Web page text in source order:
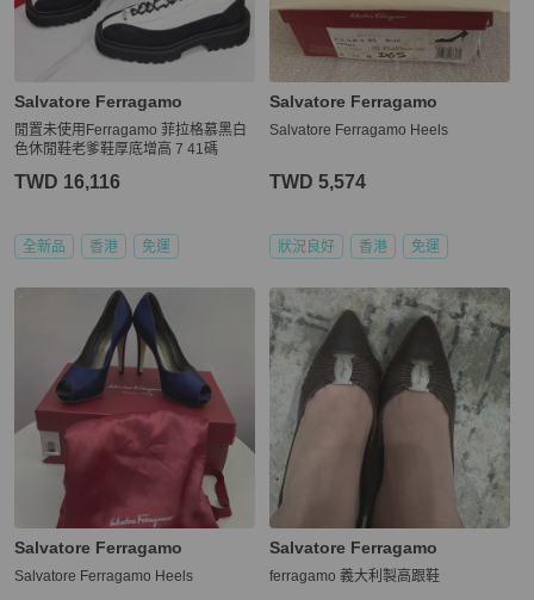
Salvatore Ferragamo
閒置未使用Ferragamo 菲拉格慕黑白
色休閒鞋老爹鞋厚底增高 7 41碼
TWD 16,116
全新品 香港 免運
Salvatore Ferragamo
Salvatore Ferragamo Heels
TWD 5,574
狀況良好 香港 免運
Salvatore Ferragamo
Salvatore Ferragamo Heels
Salvatore Ferragamo
ferragamo 義大利製高跟鞋